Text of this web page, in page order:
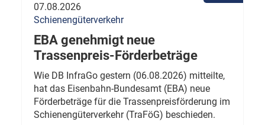
07.08.2026
Schienengüterverkehr
EBA genehmigt neue
Trassenpreis-Förderbeträge
Wie DB InfraGo gestern (06.08.2026) mitteilte,
hat das Eisenbahn-Bundesamt (EBA) neue
Förderbeträge für die Trassenpreisförderung im
Schienengüterverkehr (TraFöG) beschieden.